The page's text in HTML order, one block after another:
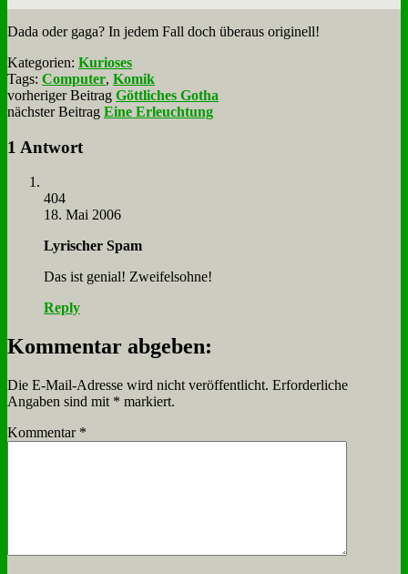
Da­da oder ga­ga? In je­dem Fall doch über­aus ori­gi­nell!
Kategorien: Kurioses
Tags: Computer, Komik
vorheriger Beitrag Göttliches Gotha
nächster Beitrag Eine Erleuchtung
1 Antwort
404
18. Mai 2006
Ly­ri­scher Spam
Das ist ge­ni­al! Zwei­fels­oh­ne!
Reply
Kommentar abgeben:
Die E-Mail-Adresse wird nicht veröffentlicht. Erforderliche
Angaben sind mit * markiert.
Kommentar *